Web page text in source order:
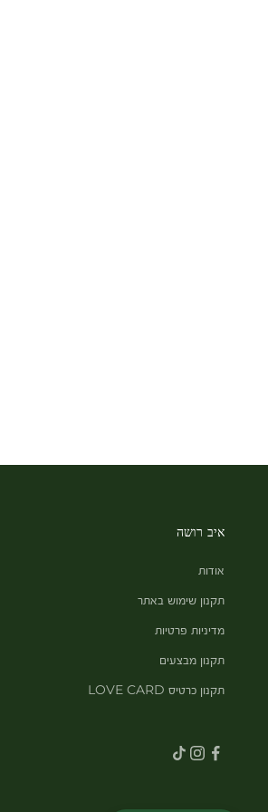
איב רושה
אודות
תקנון שימוש באתר
מדיניות פרטיות
תקנון מבצעים
תקנון כרטיס LOVE CARD